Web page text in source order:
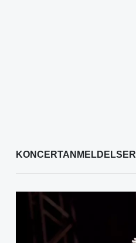
KONCERTANMELDELSER